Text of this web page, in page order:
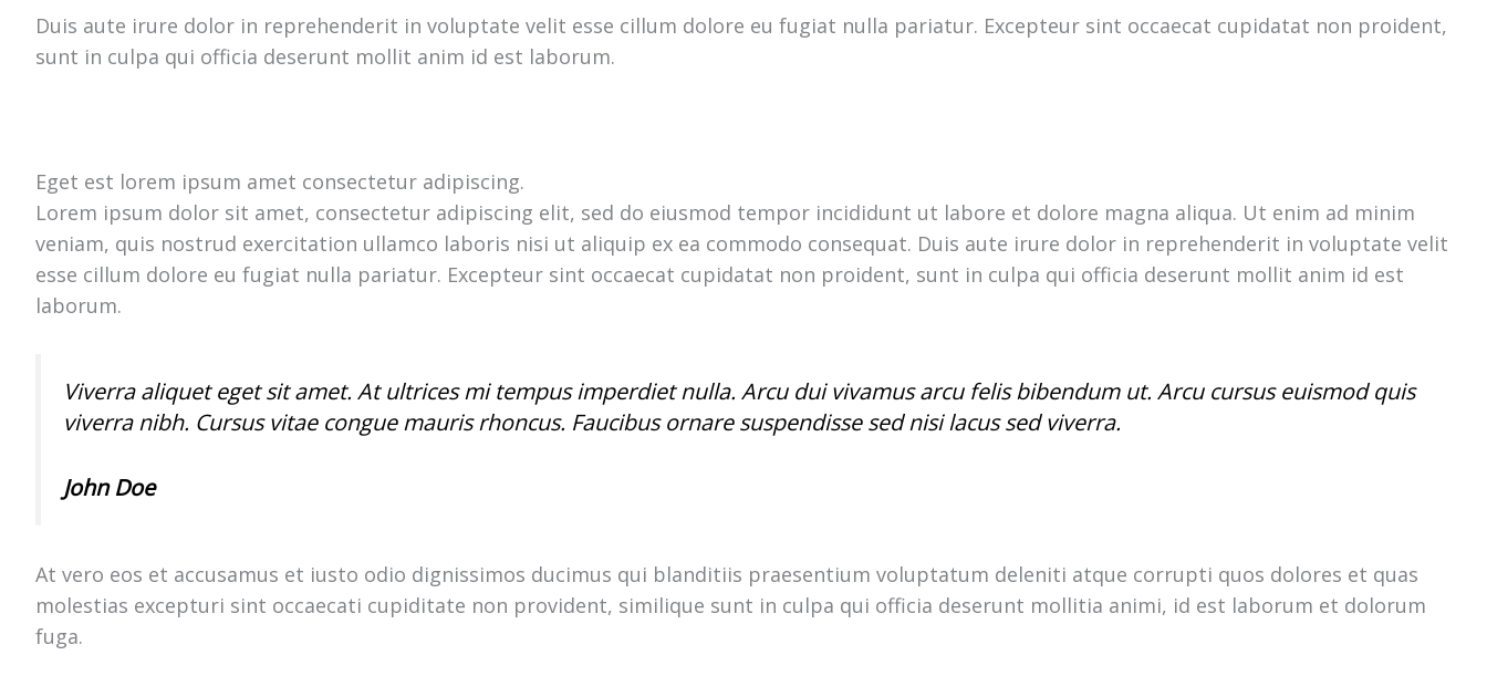
Duis aute irure dolor in reprehenderit in voluptate velit esse cillum dolore eu fugiat nulla pariatur. Excepteur sint occaecat cupidatat non proident,
sunt in culpa qui officia deserunt mollit anim id est laborum.
Eget est lorem ipsum amet consectetur adipiscing.
Lorem ipsum dolor sit amet, consectetur adipiscing elit, sed do eiusmod tempor incididunt ut labore et dolore magna aliqua. Ut enim ad minim
veniam, quis nostrud exercitation ullamco laboris nisi ut aliquip ex ea commodo consequat. Duis aute irure dolor in reprehenderit in voluptate velit
esse cillum dolore eu fugiat nulla pariatur. Excepteur sint occaecat cupidatat non proident, sunt in culpa qui officia deserunt mollit anim id est
laborum.
Viverra aliquet eget sit amet. At ultrices mi tempus imperdiet nulla. Arcu dui vivamus arcu felis bibendum ut. Arcu cursus euismod quis
viverra nibh. Cursus vitae congue mauris rhoncus. Faucibus ornare suspendisse sed nisi lacus sed viverra.
John Doe
At vero eos et accusamus et iusto odio dignissimos ducimus qui blanditiis praesentium voluptatum deleniti atque corrupti quos dolores et quas
molestias excepturi sint occaecati cupiditate non provident, similique sunt in culpa qui officia deserunt mollitia animi, id est laborum et dolorum
fuga.